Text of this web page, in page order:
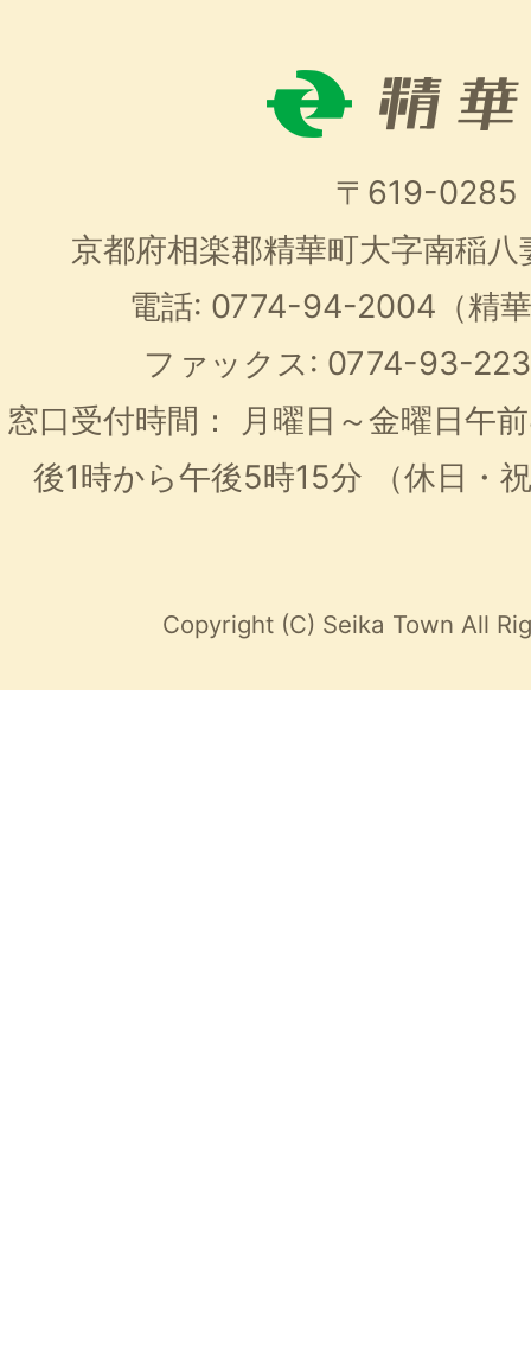
〒619-0285
京都府相楽郡精華町大字南稲
電話: 0774-94-2004（精
ファックス: 0774-93-
窓口受付時間：
月曜日～金曜日午
後1時から午後5時15分
（休日・
Copyright (C) Seika Town All